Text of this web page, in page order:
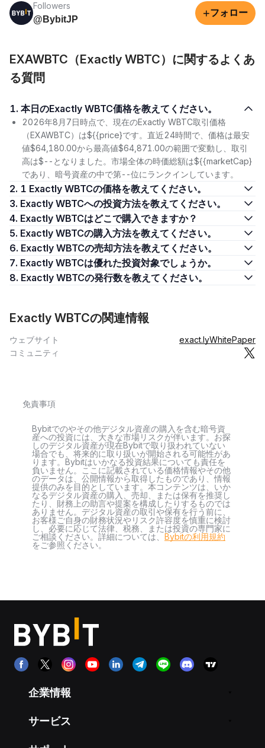
Followers
@BybitJP
+フォロー
EXAWBTC（Exactly WBTC）に関するよくあ
る質問
1. 本日のExactly WBTC価格を教えてください。
2026年8月7日時点で、現在のExactly WBTC取引価格
（EXAWBTC）は${{price}です。直近24時間で、価格は最安
値$64,180.00から最高値$64,871.00の範囲で変動し、取引
高は$--となりました。市場全体の時価総額は${{marketCap}
であり、暗号資産の中で第--位にランクインしています。
2. 1 Exactly WBTCの価格を教えてください。
3. Exactly WBTCへの投資方法を教えてください。
4. Exactly WBTCはどこで購入できますか？
5. Exactly WBTCの購入方法を教えてください。
6. Exactly WBTCの売却方法を教えてください。
7. Exactly WBTCは優れた投資対象でしょうか。
8. Exactly WBTCの発行数を教えてください。
Exactly WBTCの関連情報
ウェブサイト exact.lyWhitePaper
コミュニティ
免責事項
Bybitでのやその他デジタル資産の購入を含む暗号資
産への投資には、大きな市場リスクが伴います。お探
しのデジタル資産が現在Bybitで取り扱われていない
場合でも、将来的に取り扱いが開始される可能性があ
ります。Bybitはいかなる投資結果についても責任を
負いません。ここに記載されている価格情報やその他
のデータは、公開情報から取得したものであり、情報
提供のみを目的としています。本コンテンツは、いか
なるデジタル資産の購入、売却、または保有を推奨し
たり、財務上の助言や提案を構成したりするものでは
ありません。デジタル資産の取引や保有を行う前に、
お客様ご自身の財務状況やリスク許容度を慎重に検討
し、必要に応じて法律、税務、または投資の専門家に
ご相談ください。詳細については、 Bybitの利用規約
をご参照ください。
企業情報
サービス